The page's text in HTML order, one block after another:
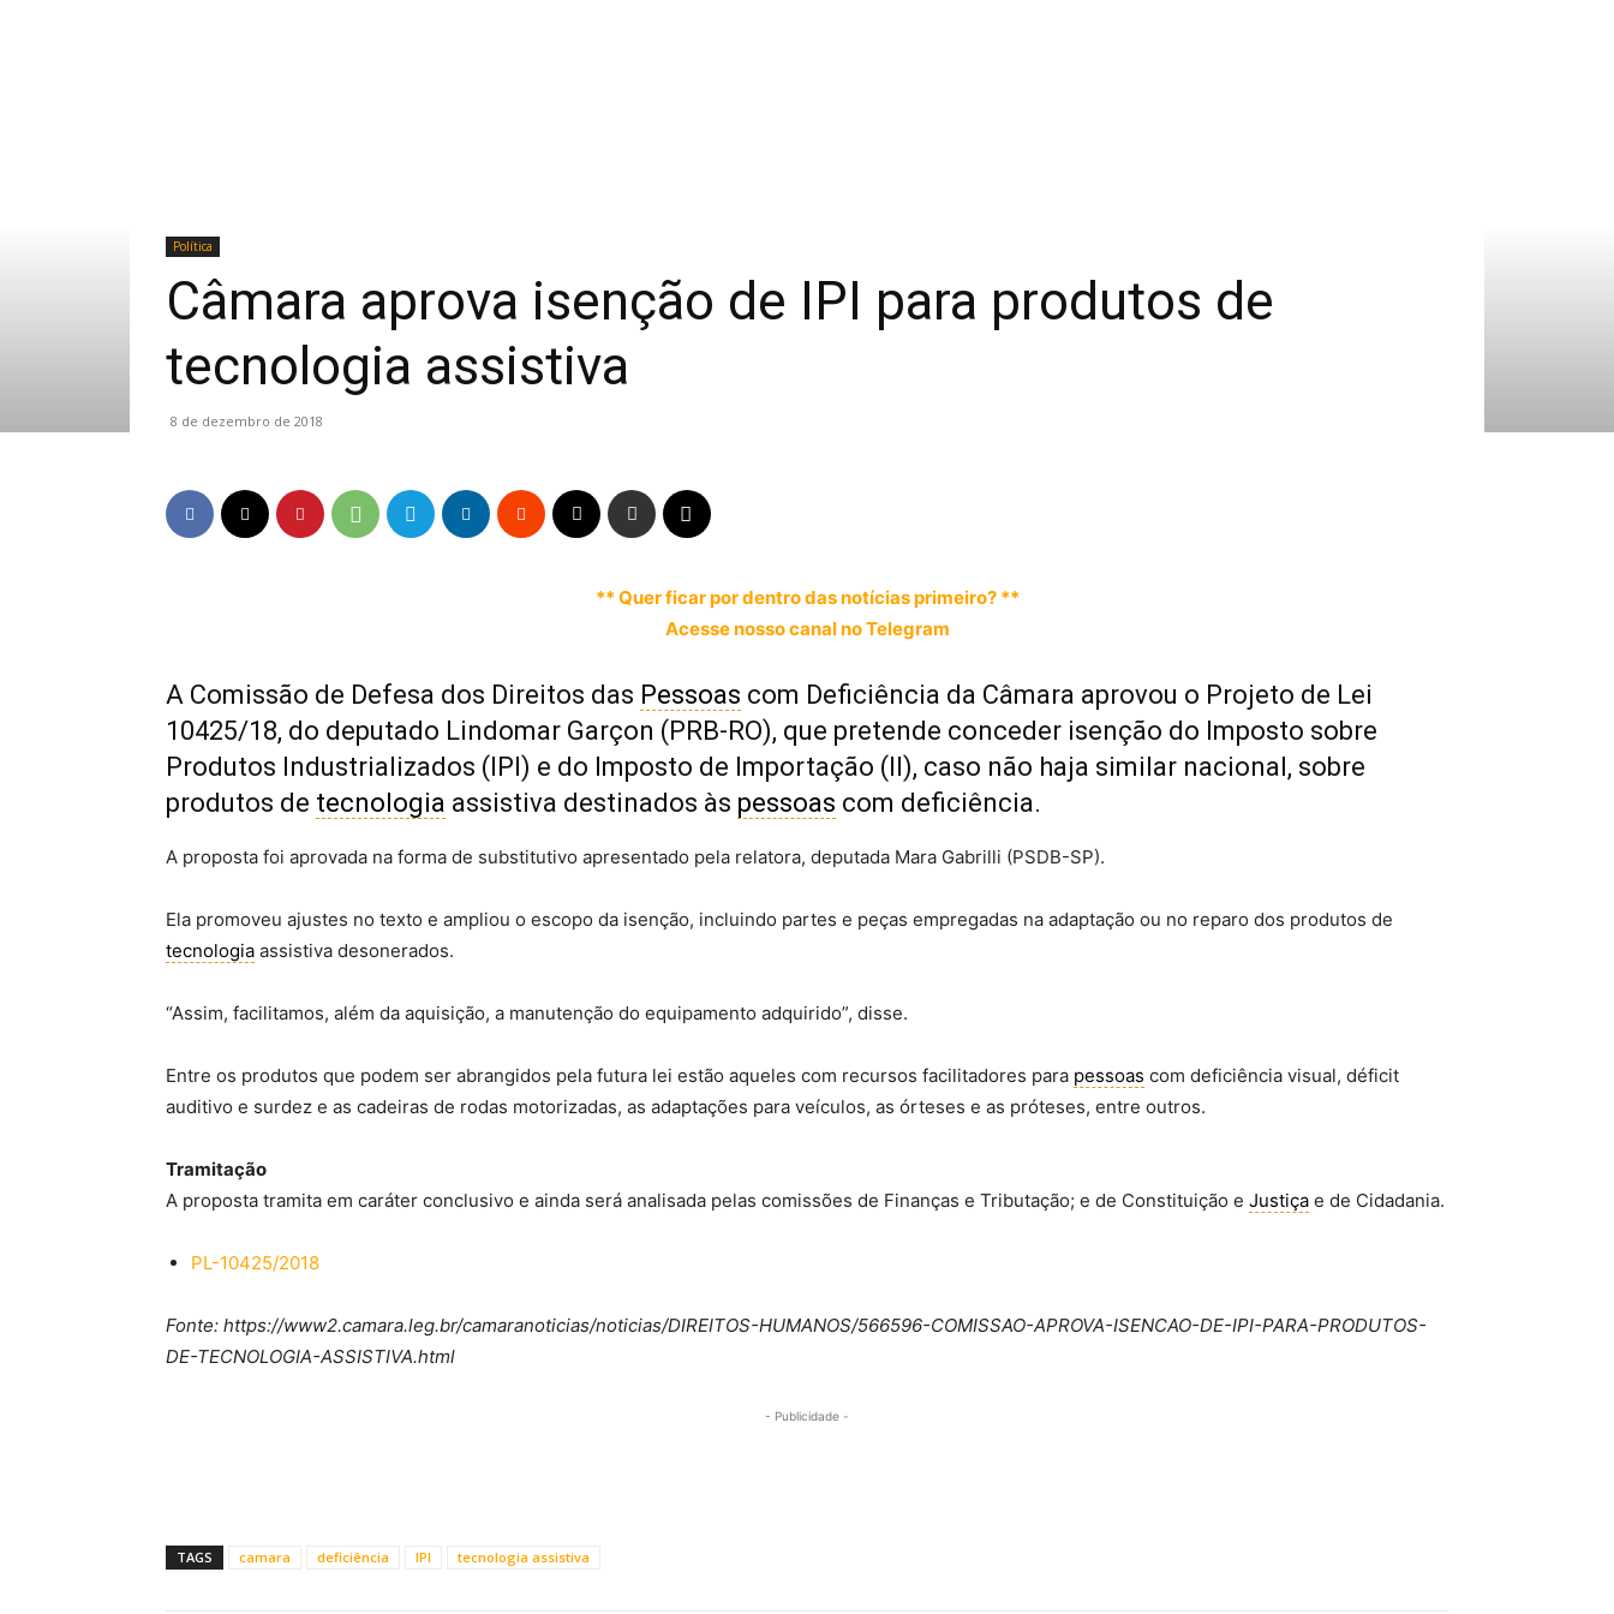
Política
Câmara aprova isenção de IPI para produtos de
tecnologia assistiva
8 de dezembro de 2018
** Quer ficar por dentro das notícias primeiro? **
Acesse nosso canal no Telegram
A Comissão de Defesa dos Direitos das Pessoas com Deficiência da Câmara aprovou o Projeto de Lei
10425/18, do deputado Lindomar Garçon (PRB-RO), que pretende conceder isenção do Imposto sobre
Produtos Industrializados (IPI) e do Imposto de Importação (II), caso não haja similar nacional, sobre
produtos de tecnologia assistiva destinados às pessoas com deficiência.
A proposta foi aprovada na forma de substitutivo apresentado pela relatora, deputada Mara Gabrilli (PSDB-SP).
Ela promoveu ajustes no texto e ampliou o escopo da isenção, incluindo partes e peças empregadas na adaptação ou no reparo dos produtos de
tecnologia assistiva desonerados.
“Assim, facilitamos, além da aquisição, a manutenção do equipamento adquirido”, disse.
Entre os produtos que podem ser abrangidos pela futura lei estão aqueles com recursos facilitadores para pessoas com deficiência visual, déficit
auditivo e surdez e as cadeiras de rodas motorizadas, as adaptações para veículos, as órteses e as próteses, entre outros.
Tramitação
A proposta tramita em caráter conclusivo e ainda será analisada pelas comissões de Finanças e Tributação; e de Constituição e Justiça e de Cidadania.
PL-10425/2018
Fonte: https://www2.camara.leg.br/camaranoticias/noticias/DIREITOS-HUMANOS/566596-COMISSAO-APROVA-ISENCAO-DE-IPI-PARA-PRODUTOS-
DE-TECNOLOGIA-ASSISTIVA.html
- Publicidade -
TAGS camara deficiência IPI tecnologia assistiva